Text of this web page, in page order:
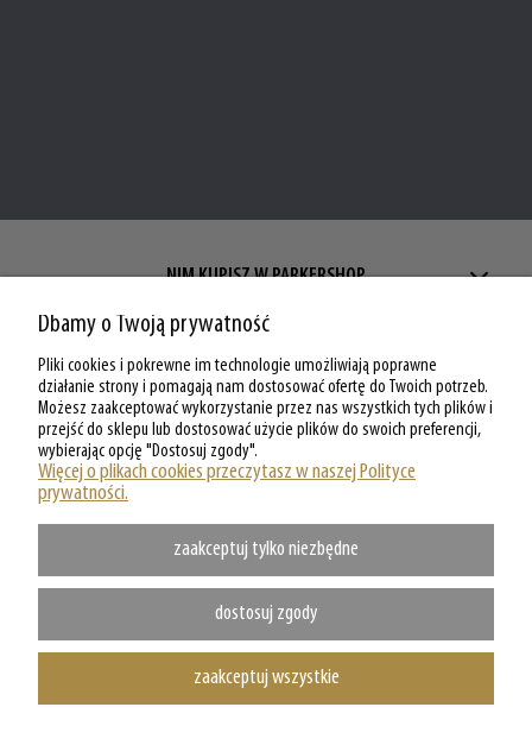
NIM KUPISZ W PARKERSHOP
ZAKUPY W PARKERSHOP
MOJE KONTO W PARKERSHOP
O PARKERSHOP
Dbamy o Twoją prywatność
Pliki cookies i pokrewne im technologie umożliwiają poprawne
działanie strony i pomagają nam dostosować ofertę do Twoich potrzeb.
Możesz zaakceptować wykorzystanie przez nas wszystkich tych plików i
przejść do sklepu lub dostosować użycie plików do swoich preferencji,
wybierając opcję "Dostosuj zgody".
Więcej o plikach cookies przeczytasz w naszej Polityce
prywatności.
zaakceptuj tylko niezbędne
dostosuj zgody
zaakceptuj wszystkie